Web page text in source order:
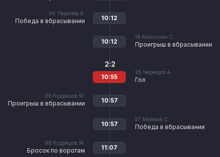
94 Ларичев А.
Победа в вбрасывании 10:12
18 Колотухин С.
Проигрыш в вбрасывании
10:12
95 Чернецов А.
Гол
2:2
10:55
88 Кудряшов М.
Проигрыш в вбрасывании 10:57
57 Мелехов С.
Победа в вбрасывании
10:57
88 Кудряшов М.
Бросок по воротам 11:07